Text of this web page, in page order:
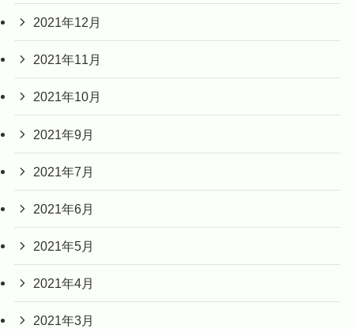
2021年12月
2021年11月
2021年10月
2021年9月
2021年7月
2021年6月
2021年5月
2021年4月
2021年3月